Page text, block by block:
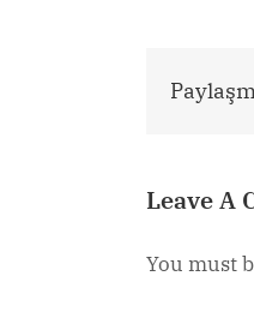
Leave A
You must